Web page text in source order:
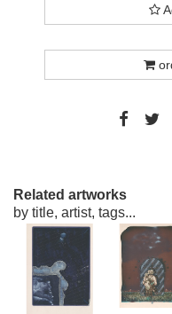
Related artworks
by title, artist, tags...